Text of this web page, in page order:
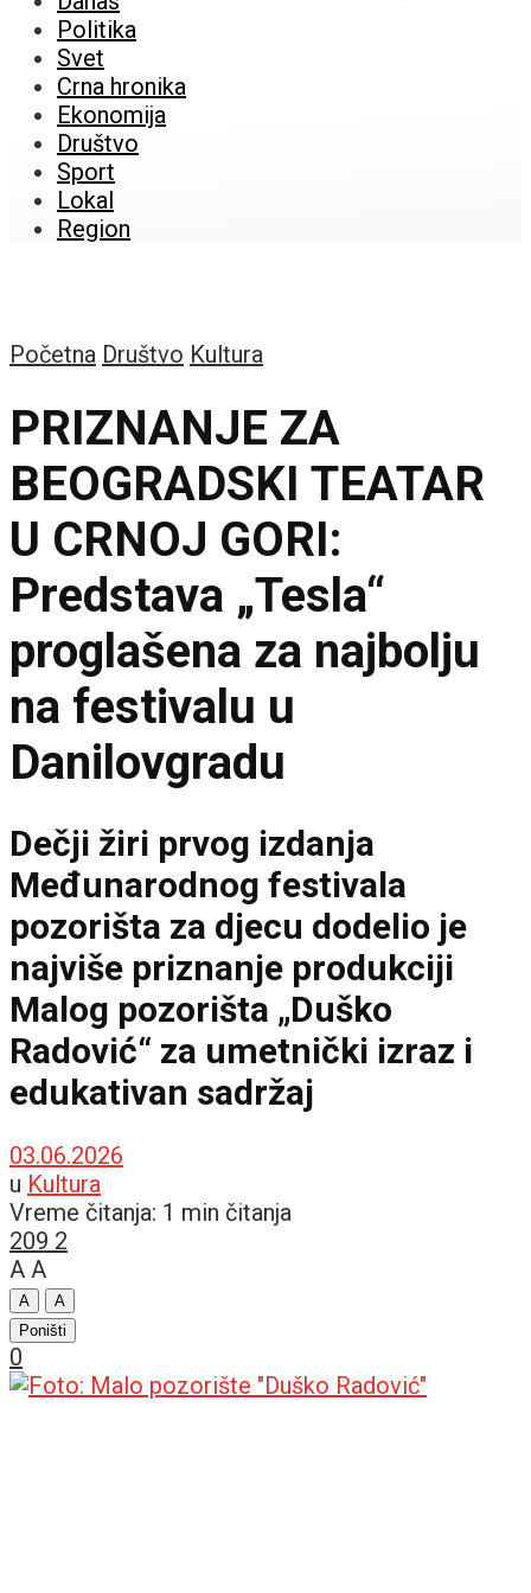
Politika
Svet
Crna hronika
Ekonomija
Društvo
Sport
Lokal
Region
Početna Društvo Kultura
PRIZNANJE ZA
BEOGRADSKI TEATAR
U CRNOJ GORI:
Predstava „Tesla“
proglašena za najbolju
na festivalu u
Danilovgradu
Dečji žiri prvog izdanja
Međunarodnog festivala
pozorišta za djecu dodelio je
najviše priznanje produkciji
Malog pozorišta „Duško
Radović“ za umetnički izraz i
edukativan sadržaj
03.06.2026
u Kultura
Vreme čitanja: 1 min čitanja
209 2
A A
A
A
Poništi
0